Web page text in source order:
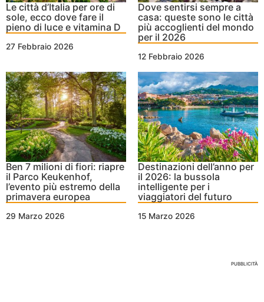
Le città d’Italia per ore di
sole, ecco dove fare il
pieno di luce e vitamina D
27 Febbraio 2026
Dove sentirsi sempre a
casa: queste sono le città
più accoglienti del mondo
per il 2026
12 Febbraio 2026
Ben 7 milioni di fiori: riapre
il Parco Keukenhof,
l’evento più estremo della
primavera europea
29 Marzo 2026
Destinazioni dell’anno per
il 2026: la bussola
intelligente per i
viaggiatori del futuro
15 Marzo 2026
PUBBLICITÀ